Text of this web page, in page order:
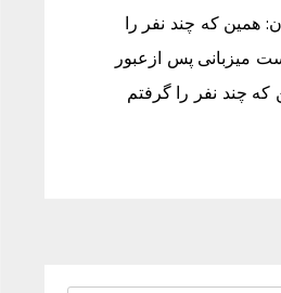
همین که چند نفر را
میزبانی پس ازعبور
که چند نفر را گرفتم